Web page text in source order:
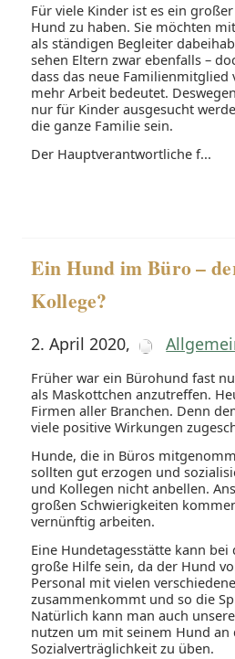
Für viele Kinder ist es ein
Hund zu haben. Sie möchten
als ständigen Begleiter
sehen Eltern zwar ebenfalls –
dass das neue
mehr Arbeit bedeutet.
nur für Kinder ausgesucht
die ganze Familie sein.
Der Hauptverantwortliche f...
Ein Hund im Büro –
Kollege?
2. April 2020,
Früher war ein Bürohund fast
als Maskottchen anzutreffen.
Firmen aller Branchen. Denn
viele positive Wirkungen
Hunde, die in Büros
sollten gut erzogen und
und Kollegen nicht anbellen.
großen Schwierigkeiten
vernünftig arbeiten.
Eine Hundetagesstätte kann
große Hilfe sein, da der Hund
Personal mit vielen
zusammenkommt und so die
Natürlich kann man auch
nutzen um mit seinem Hund an
Sozialverträglichkeit zu üben.